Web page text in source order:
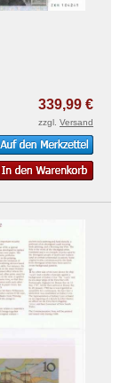
339,99 €
zzgl. Versand